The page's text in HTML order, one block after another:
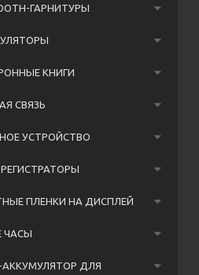
ГАРНИТУРЫ
КНИГИ
СВЯЗЬ
УСТРОЙСТВО
ПЛЕНКИ НА ДИСПЛЕЙ
ЧАСЫ
АККУМУЛЯТОР ДЛЯ